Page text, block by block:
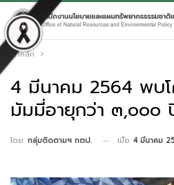
หน้าหลัก
4 มีนาคม 2564 พบโ
มัมมี่อายุกว่า ๓,๐๐๐
โดย กลุ่มติดตามฯ กตป. เมื่อ 4 มีนาคม